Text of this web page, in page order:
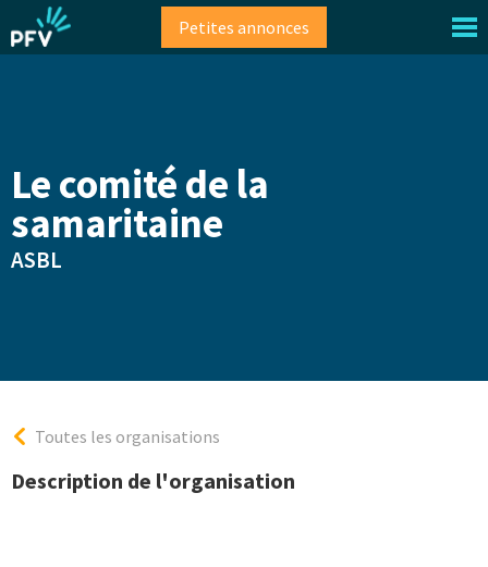
au
contenu
Petites annonces
Le comité de la
samaritaine
ASBL
Toutes les organisations
Description de l'organisation